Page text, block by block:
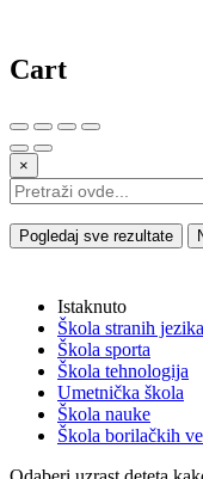
Cart
×
Pogledaj sve rezultate
Istaknuto
Škola stranih jezika
Škola sporta
Škola tehnologija
Umetnička škola
Škola nauke
Škola borilačkih